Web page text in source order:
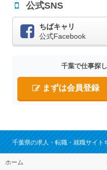
公式SNS
ちばキャリ
公式Facebook
千葉で仕事探
まずは会員登録
千葉県の求人・転職・就職サイト
ホーム